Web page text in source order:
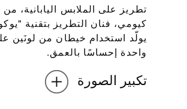
تطريز على الملابس اليابانية، من
كيومي، فنان التطريز بتقنية
يولّد استخدام خيطان من لونَين
واحدة إحساسًا بالعمق.
تكبير الصورة